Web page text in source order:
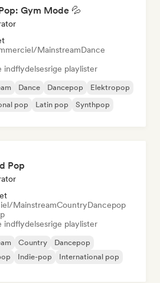
Gym Mode 💦
MainstreamDance
indflydelsesrige playlister
Dance Dancepop
Elektropop
pop Latin pop Synthpop
Pop
MainstreamCountryDancepop
indflydelsesrige playlister
Country
Dancepop
Indie-pop
International pop